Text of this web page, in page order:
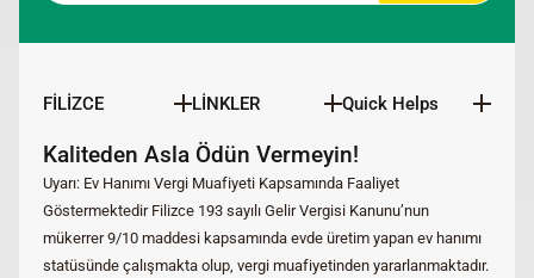
FİLİZCE LİNKLER Quick Helps
Kaliteden Asla Ödün Vermeyin!
Uyarı: Ev Hanımı Vergi Muafiyeti Kapsamında Faaliyet
Göstermektedir Filizce 193 sayılı Gelir Vergisi Kanunu’nun
mükerrer 9/10 maddesi kapsamında evde üretim yapan ev hanımı
statüsünde çalışmakta olup, vergi muafiyetinden yararlanmaktadır.